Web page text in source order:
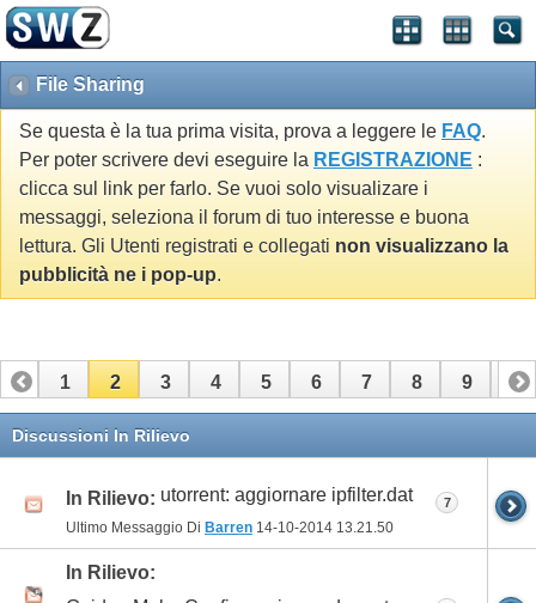
File Sharing
Se questa è la tua prima visita, prova a leggere le FAQ.
Per poter scrivere devi eseguire la REGISTRAZIONE :
clicca sul link per farlo. Se vuoi solo visualizare i
messaggi, seleziona il forum di tuo interesse e buona
lettura. Gli Utenti registrati e collegati non visualizzano la
pubblicità ne i pop-up.
1 2 3 4 5 6 7 8 9 10
11 12 13
Discussioni In Rilievo
In Rilievo: utorrent: aggiornare ipfilter.dat
Ultimo Messaggio Di Barren 14-10-2014 13.21.50
7
In Rilievo: